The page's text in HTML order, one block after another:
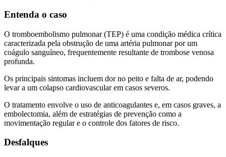
Entenda o caso
O tromboembolismo pulmonar (TEP) é uma condição médica crítica
caracterizada pela obstrução de uma artéria pulmonar por um
coágulo sanguíneo, frequentemente resultante de trombose venosa
profunda.
Os principais sintomas incluem dor no peito e falta de ar, podendo
levar a um colapso cardiovascular em casos severos.
O tratamento envolve o uso de anticoagulantes e, em casos graves, a
embolectomia, além de estratégias de prevenção como a
movimentação regular e o controle dos fatores de risco.
Desfalques